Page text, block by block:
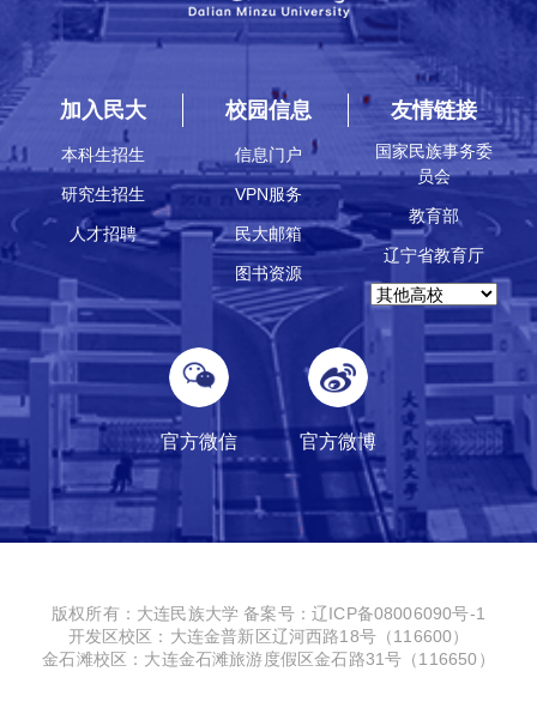
加入民大
本科生招生
研究生招生
人才招聘
校园信息
信息门户
VPN服务
民大邮箱
图书资源
友情链接
国家民族事务委
员会
教育部
辽宁省教育厅
官方微信 官方微博
版权所有：大连民族大学备案号：辽ICP备08006090号-1
开发区校区：大连金普新区辽河西路18号（116600）
金石滩校区：大连金石滩旅游度假区金石路31号（116650）